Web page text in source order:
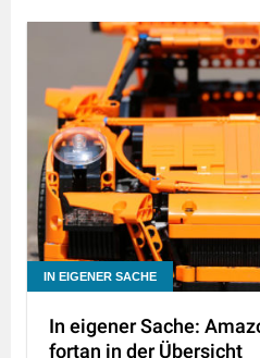
IN EIGENER SACHE
In eigener Sache:
fortan in der Übersicht